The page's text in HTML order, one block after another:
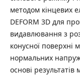
методом кінцевих
DEFORM 3D для
видавлювання з
конусної поверхні
нормальних
основі